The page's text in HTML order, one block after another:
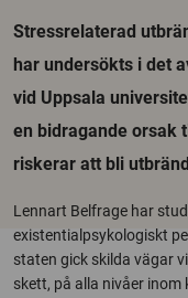
Stressrelaterad
har undersökts i det
vid Uppsala
en bidragande orsak
riskerar att bli
Lennart Belfrage har
existentialpsykologiskt
staten gick skilda vägar
skett, på alla nivåer